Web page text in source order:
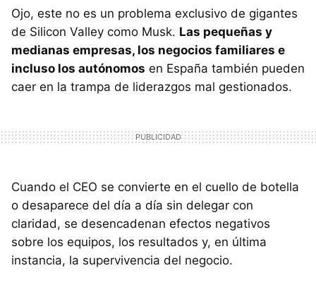
Ojo, este no es un problema exclusivo de gigantes
de Silicon Valley como Musk. Las pequeñas y
medianas empresas, los negocios familiares e
incluso los autónomos en España también pueden
caer en la trampa de liderazgos mal gestionados.
Cuando el CEO se convierte en el cuello de botella
o desaparece del día a día sin delegar con
claridad, se desencadenan efectos negativos
sobre los equipos, los resultados y, en última
instancia, la supervivencia del negocio.